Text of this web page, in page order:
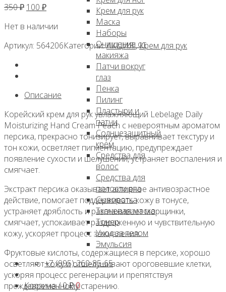
Крем для рук
Маска
Наборы
Очищение от
макияжа
Патчи вокруг
глаз
Пенка
Пилинг
Пластыри и
патчи
Солнцезащитный
крем
Средства для
волос
Средства для
полости рта
Сыворотка
Тканевая маска
Тонер
Уход за телом
Эмульсия
+7 (995) 260-85-65
Корзина /0₽0
350₽ Первоначальная
составляла
350 ₽.
100 ₽Текущая
100 ₽.
Нет в наличии
Артикул: 564206Категории:АКЦИЯ!,Крем для рук
Описание
Корейский крем для рук увлажняющий Lebelage Daily
Moisturizing Hand Cream Peach с невероятным ароматом
персика, прекрасно тонизирует, выравнивает текстуру и
тон кожи, осветляет пигментацию, предупреждает
появление сухости и шелушений, устраняет воспаления и
смягчает.
Экстракт персика оказывает активное антивозрастное
действие, помогает поддерживать кожу в тонусе,
устраняет дряблость и разглаживает морщинки,
смягчает, успокаивает раздраженную и чувствительную
кожу, ускоряет процесс заживления.
Фруктовые кислоты, содержащиеся в персике, хорошо
осветляют кожу и отшелушивают ороговевшие клетки,
ускоряя процесс регенерации и препятствуя
преждевременному старению.